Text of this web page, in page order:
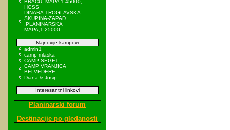
BRAČU, MAPA 1:45000,
HGSS
DINARA-TROGLAVSKA
SKUPINA-ZAPAD
,PLANINARSKA
MAPA,1:25000
Najnovije kampovi
admin1
camp mlaska
CAMP SEGET
CAMP VRANJICA
BELVEDERE
Diana & Josip
Interesantni linkovi
Planinarski forum
Destinacije po gledanosti